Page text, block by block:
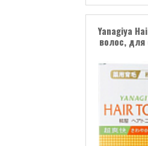
Yanagiya
волос, для